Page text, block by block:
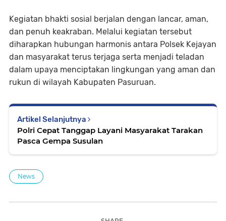
Kegiatan bhakti sosial berjalan dengan lancar, aman,
dan penuh keakraban. Melalui kegiatan tersebut
diharapkan hubungan harmonis antara Polsek Kejayan
dan masyarakat terus terjaga serta menjadi teladan
dalam upaya menciptakan lingkungan yang aman dan
rukun di wilayah Kabupaten Pasuruan.
Artikel Selanjutnya
Polri Cepat Tanggap Layani Masyarakat Tarakan
Pasca Gempa Susulan
News